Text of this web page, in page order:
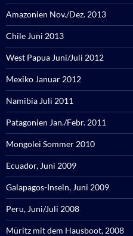
Amazonien Nov./Dez. 2013
Chile Juni 2013
West Papua Juni/Juli 2012
Mexiko Januar 2012
Namibia Juli 2011
Patagonien Jan./Febr. 2011
Mongolei Sommer 2010
Ecuador, Juni 2009
Galapagos-Inseln, Juni 2009
Peru, Juni/Juli 2008
Müritz mit dem Hausboot, 2008